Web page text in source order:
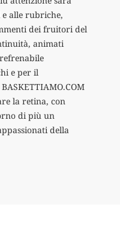
alle rubriche,
dei fruitori del
animati
e per il
la retina, con
di più un
della